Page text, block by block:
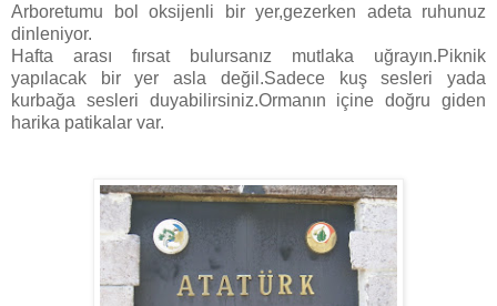
Arboretumu bol oksijenli bir yer,gezerken adeta ruhunuz
dinleniyor.
Hafta arası fırsat bulursanız mutlaka uğrayın.Piknik
yapılacak bir yer asla değil.Sadece kuş sesleri yada
kurbağa sesleri duyabilirsiniz.Ormanın içine doğru giden
harika patikalar var.